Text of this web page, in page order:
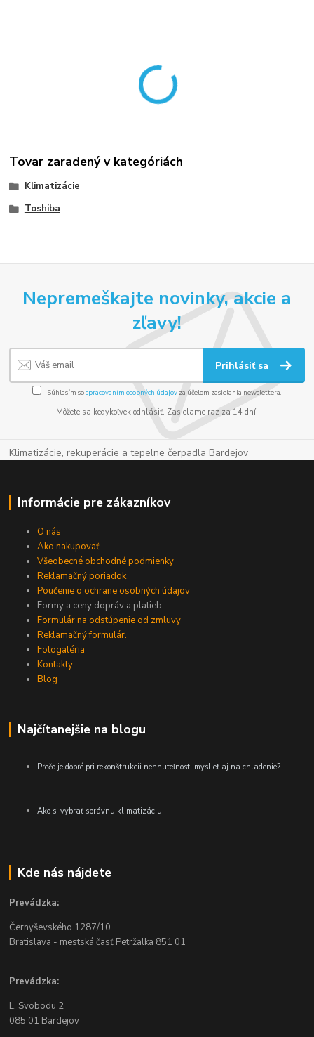
Tovar zaradený v kategóriách
Klimatizácie
Toshiba
Nepremeškajte novinky, akcie a
zľavy!
Prihlásiť sa
Súhlasím sospracovaním osobných údajov za účelom zasielania newslettera.
Môžete sa kedykoľvek odhlásiť. Zasielame raz za 14 dní.
Klimatizácie, rekuperácie a tepelne čerpadla Bardejov
Informácie pre zákazníkov
O nás
Ako nakupovať
Všeobecné obchodné podmienky
Reklamačný poriadok
Poučenie o ochrane osobných údajov
Formy a ceny dopráv a platieb
Formulár na odstúpenie od zmluvy
Reklamačný formulár.
Fotogaléria
Kontakty
Blog
Najčítanejšie na blogu
Prečo je dobré pri rekonštrukcii nehnuteľnosti myslieť aj na chladenie?
Ako si vybrať správnu klimatizáciu
Kde nás nájdete
Prevádzka:
Černyševského 1287/10
Bratislava - mestská časť Petržalka 851 01
Prevádzka:
L. Svobodu 2
085 01 Bardejov